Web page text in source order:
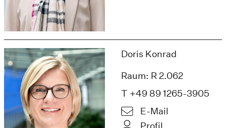
Doris Konrad
Raum: R 2.062
T +49 89 1265-3905
E-Mail
Profil